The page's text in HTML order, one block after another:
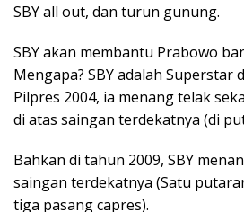
SBY all out, dan turun gunung.
SBY akan membantu Prabowo
Mengapa? SBY adalah Superstar
Pilpres 2004, ia menang telak
di atas saingan terdekatnya (di
Bahkan di tahun 2009, SBY
saingan terdekatnya (Satu
tiga pasang capres).